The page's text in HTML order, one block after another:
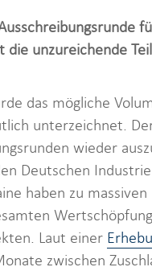
unzureichende
das mögliche
unterzeichnet.
wieder
Deutschen
haben zu massiven
Laut einer
zwischen